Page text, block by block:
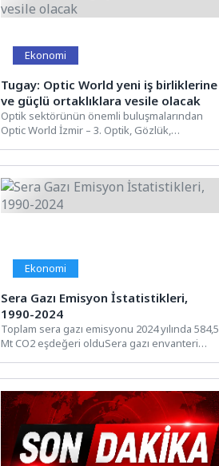
Ekonomi
Tugay: Optic World yeni iş birliklerine
ve güçlü ortaklıklara vesile olacak
Optik sektörünün önemli buluşmalarından
Optic World İzmir – 3. Optik, Gözlük,
Ekonomi
Sera Gazı Emisyon İstatistikleri,
1990-2024
Toplam sera gazı emisyonu 2024 yılında 584,5
Mt CO2 eşdeğeri olduSera gazı envanteri